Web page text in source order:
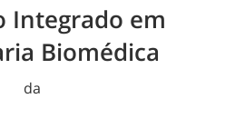
Integrado em
Biomédica
da